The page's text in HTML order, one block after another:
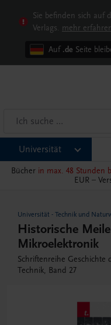
Sie befinden sich auf
Verlags. mehr erfahren
Auf .de Seite
Universität
Bücher in max. 48 Stunden
EUR –
Universität - Technik und
Historische
Mikroelektronik
Schriftenreihe
Technik, Band 27